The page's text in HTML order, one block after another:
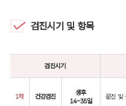
검진시기 및 항목
검진시기
1차 건강검진
생후
14~35일
문진 및